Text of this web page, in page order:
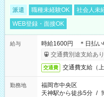
派遣 職種未経験OK 社会人未
WEB登録・面接OK
給与
時給1600円 ＊日払い
交通費別途支給あり
交通費 交通費支給（
勤務地
福岡市中央区
天神駅から徒歩5分 /